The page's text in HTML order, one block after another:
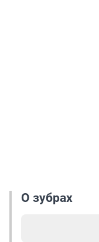
О зубрах